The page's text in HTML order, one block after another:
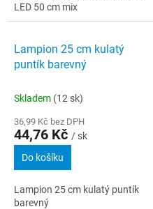
LED 50 cm mix
Lampion 25 cm kulatý
puntík barevný
Skladem (12 sk)
36,99 Kč bez DPH
44,76 Kč / sk
Do košíku
Lampion 25 cm kulatý puntík
barevný